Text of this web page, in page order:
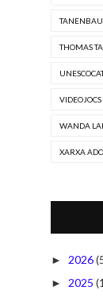
THOMAS
VIDEOJOCS
WANDA
XARXA
► 2026
► 2025